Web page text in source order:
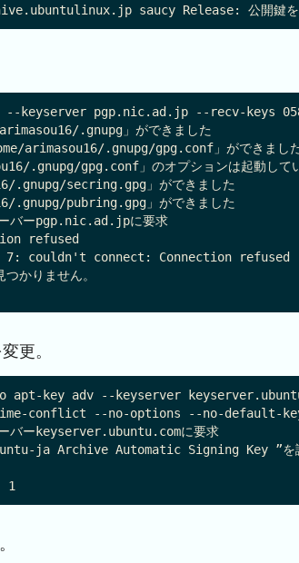
--keyserver pgp.nic.ad.jp --recv-keys
.gnupg」ができました
arimasou16/.gnupg/gpg.conf」ができまし
.gnupg/gpg.conf」のオプションは起動してい
.gnupg/secring.gpg」ができました
.gnupg/pubring.gpg」ができました
ーバーpgp.nic.ad.jpに要求
refused
7: couldn't connect: Connection refused
かりません。
更。
apt-key adv --keyserver
conflict --no-options --no-default-
バーkeyserver.ubuntu.comに要求
ja Archive Automatic Signing Key ”を